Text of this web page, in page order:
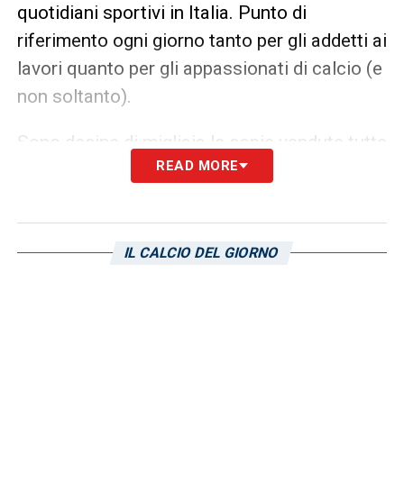
quotidiani sportivi in Italia. Punto di
riferimento ogni giorno tanto per gli addetti ai
lavori quanto per gli appassionati di calcio (e
non soltanto).
Sono decine di migliaia le copie vendute tutte
le mattine in edicola, ma un’anteprima dei
già dalla sera precedente. Ecco, allora, le
prime pagine deiQuotidiani Sportividi oggi
READ MORE
IL CALCIO DEL GIORNO